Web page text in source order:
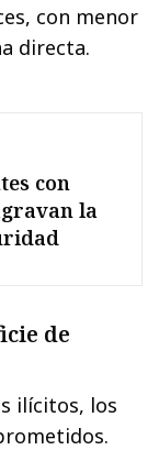
con menor
directa.
con
la
de
ilícitos, los